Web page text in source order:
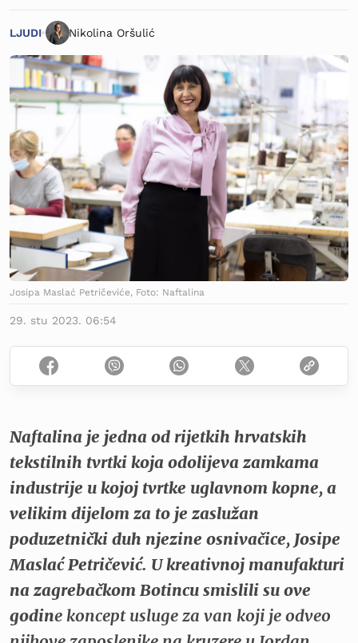
LJUDI Nikolina Oršulić
Josipa Maslać Petričeviće, Foto: Naftalina
29. stu 2023. 06:54
Naftalina je jedna od rijetkih hrvatskih
tekstilnih tvrtki koja odolijeva zamkama
industrije u kojoj tvrtke uglavnom kopne, a
velikim dijelom za to je zaslužan
poduzetnički duh njezine osnivačice, Josipe
Maslać Petričević. U kreativnoj manufakturi
na zagrebačkom Botincu smislili su ove
godine koncept usluge za van koji je odveo